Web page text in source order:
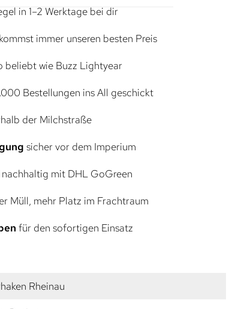
in 1–2 Werktage bei dir
immer unseren besten Preis
beliebt wie Buzz Lightyear
Bestellungen ins All geschickt
der Milchstraße
sicher vor dem Imperium
nachhaltig mit DHL GoGreen
Müll, mehr Platz im Frachtraum
für den sofortigen Einsatz
Rheinau